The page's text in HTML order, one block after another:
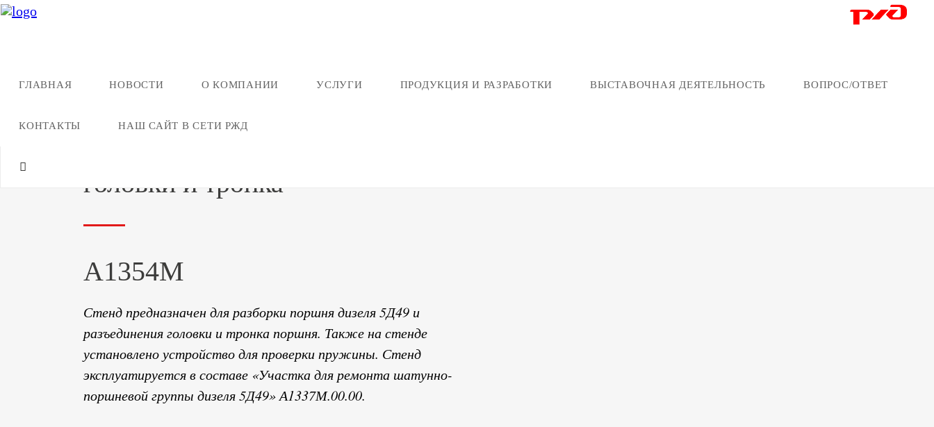
ГЛАВНАЯ НОВОСТИ О КОМПАНИИ УСЛУГИ ПРОДУКЦИЯ И РАЗРАБОТКИ ВЫСТАВОЧНАЯ ДЕЯТЕЛЬНОСТЬ ВОПРОС/ОТВЕТ
КОНТАКТЫ НАШ САЙТ В СЕТИ РЖД
головки и тронка
А1354М
Стенд предназначен для разборки поршня дизеля 5Д49 и
разъединения головки и тронка поршня. Также на стенде
установлено устройство для проверки пружины. Стенд
эксплуатируется в составе «Участка для ремонта шатунно-
поршневой группы дизеля 5Д49» А1337М.00.00.